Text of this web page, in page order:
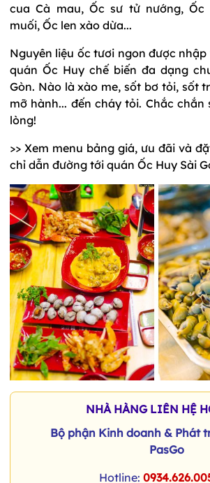
cua Cà mau, Ốc sư tử nướng,
muối, Ốc len xào dừa...
Nguyên liệu ốc tươi ngon được nhập
quán Ốc Huy chế biến đa dạng
Gòn. Nào là xào me, sốt bơ tỏi, sốt
mỡ hành... đến cháy tỏi. Chắc chắn
lòng!
>> Xem menu bảng giá, ưu đãi và
chỉ dẫn đường tới quán Ốc Huy Sài
NHÀ HÀNG LIÊN HỆ
Bộ phận Kinh doanh & Phát
PasGo
Hotline: